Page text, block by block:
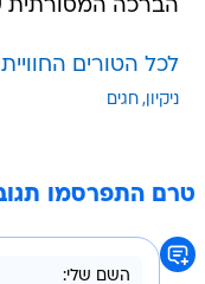
הברכה המסורתית
לכל הטורים
ניקיון חגים
טרם התפרסמו